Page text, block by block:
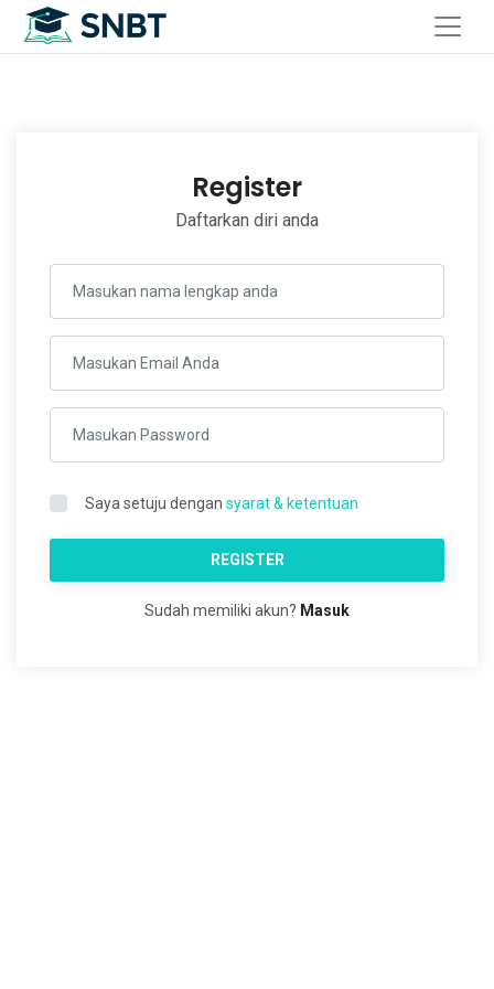
Register
Daftarkan diri anda
Saya setuju dengan syarat & ketentuan
REGISTER
Sudah memiliki akun? Masuk